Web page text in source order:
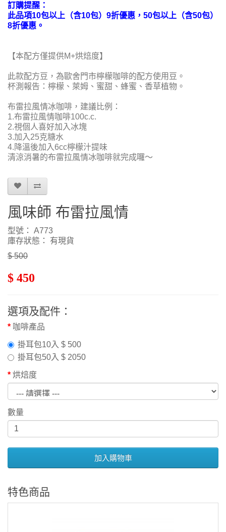
訂購提醒：
此品項10包以上（含10包）9折優惠，50包以上（含50包）
8折優惠。
【本配方僅提供M+烘焙度】
此款配方豆，為歐舍門市檸檬咖啡的配方使用豆。
杯測報告：檸檬、萊姆、蜜甜、蜂蜜、香草植物。
布雷拉風情冰咖啡 ，建議比例：
1.布雷拉風情咖啡100c.c.
2.視個人喜好加入冰塊
3.加入25克糖水
4.降溫後加入6cc檸檬汁提味
清涼消暑的布雷拉風情冰咖啡就完成囉～
風味師 布雷拉風情
型號： A773
庫存狀態： 有現貨
$ 500
$ 450
選項及配件：
咖啡產品
掛耳包10入 $ 500
掛耳包50入 $ 2050
烘焙度
數量
加入購物車
特色商品